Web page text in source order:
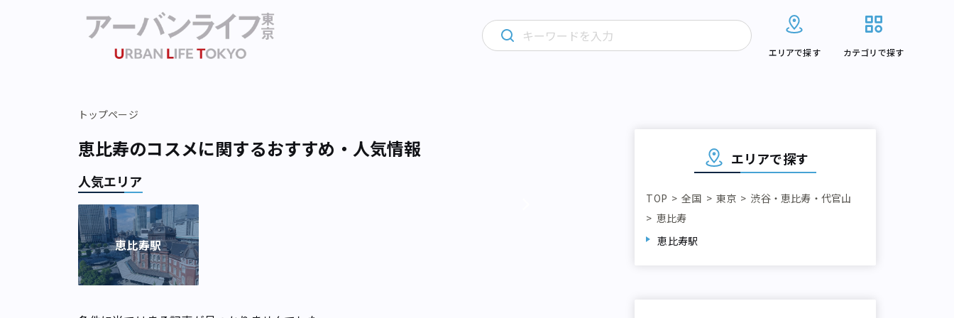
エリアで探す カテゴリで探す
トップページ
恵比寿のコスメに関するおすすめ・人気情報
人気エリア
恵比寿駅
エリアで探す
TOP 全国 東京
渋谷・恵比寿・代官山
恵比寿
恵比寿駅